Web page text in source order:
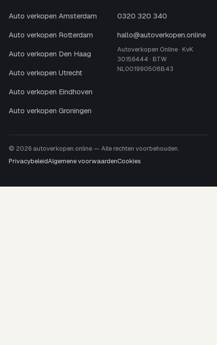
Auto verkopen Amsterdam
Auto verkopen Rotterdam
Auto verkopen Den Haag
Auto verkopen Utrecht
Auto verkopen Eindhoven
Auto verkopen Groningen
0320 320 340
hallo@autoverkopen.online
Autoverkopen Online · KvK
30156444 · BTW
NL001990508B43
© 2026 autoverkopen.online — Alle rechten voorbehouden.
PrivacybeleidAlgemene voorwaardenCookies